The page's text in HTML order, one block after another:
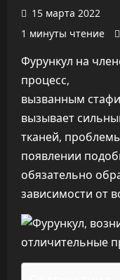
15 марта 2022
1 минуты чтение
Фурункул на
процесс,
вызванным
вызывает
тканей,
появлении
обязательно
зависимости от